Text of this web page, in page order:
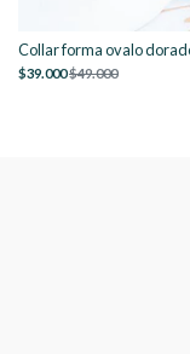
Collar forma ovalo
$39.000$49.000